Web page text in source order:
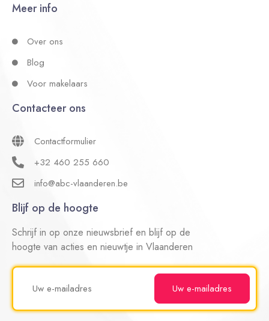
Meer info
Over ons
Blog
Voor makelaars
Contacteer ons
Contactformulier
+32 460 255 660
info@abc-vlaanderen.be
Blijf op de hoogte
Schrijf in op onze nieuwsbrief en blijf op de
hoogte van acties en nieuwtje in Vlaanderen